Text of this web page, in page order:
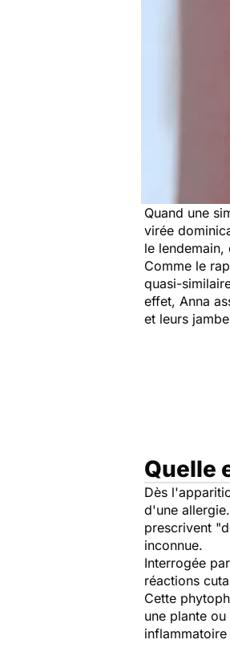
Quand une
virée
le
Comme le
quasi-
effet, Anna
et leurs
Quelle
Dès
d'une
prescrivent "
inconnue.
Interrogée par
réactions
Cette
une plante